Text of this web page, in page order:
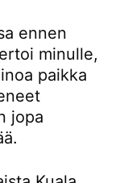
ennen
minulle,
paikka
jopa